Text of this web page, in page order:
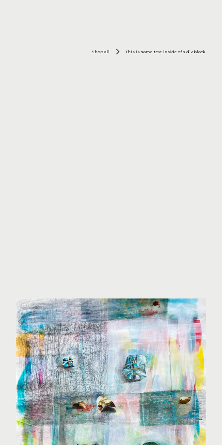
Shop all This is some text inside of a div block.
Soul 2
Hanelore Lott
Acryl auf Leinwand, 90 x 75 cm, 2022
Anfragen
Gratis Versand ab 1000€